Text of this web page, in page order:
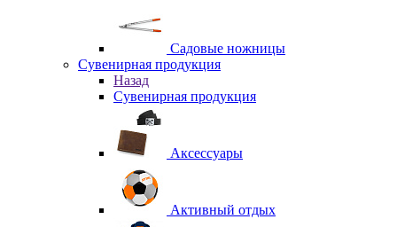
Садовые ножницы
Сувенирная продукция
Назад
Сувенирная продукция
Аксессуары
Активный отдых